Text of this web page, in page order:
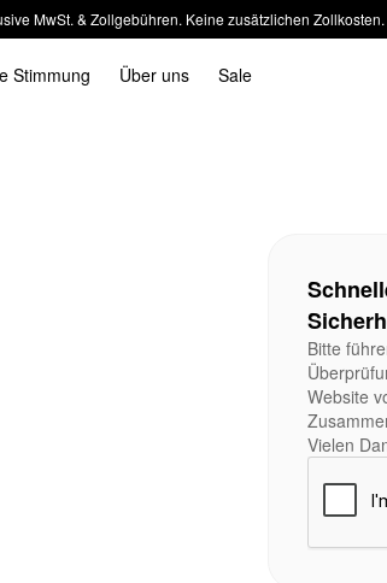
MwSt. & Zollgebühren. Keine zusätzlichen Zollkosten.
Stimmung Über uns Sale
Bitte
Website
Vielen